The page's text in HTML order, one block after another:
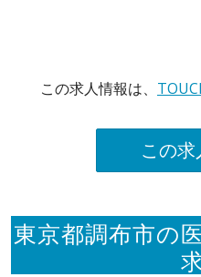
この求人情報は、
この
東京都調布市の